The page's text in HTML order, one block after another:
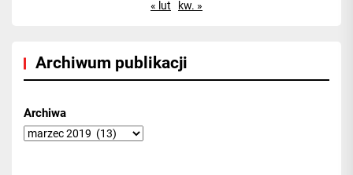
« lut
kw. »
Archiwum publikacji
Archiwa